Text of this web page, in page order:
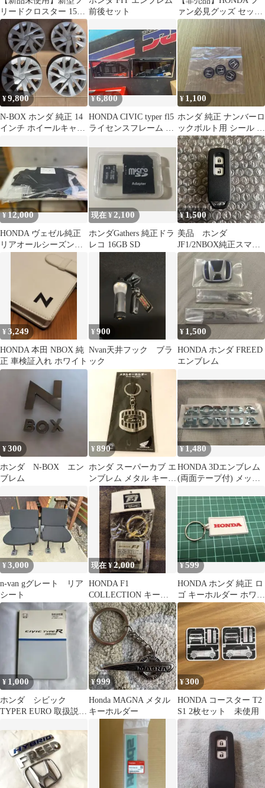
リードクロスター 15イ
ンチ純正アルミホイー
ル 4本セット②
前後セット
ァン必見グッズ セット
座布団等 ステッカー 付
ホンダ
¥9,800
N-BOX ホンダ 純正 14
インチ ホイールキャッ
¥6,800
HONDA CIVIC typer fl5
ライセンスフレーム 前
¥ 1,100
ホンダ 純正 ナンバーロ
ックボルト用 シール 4
枚セット
¥12,000
HONDA ヴェゼル純正
リアオールシーズンマ
ット 新品未開封
現在 ¥ 2,100
ホンダGathers 純正ドラ
レコ 16GB SD
¥1,500
美品 ホンダ
JF1/2NBOX純正スマー
トキー
¥3,249
HONDA 本田 NBOX 純
正 車検証入れ ホワイト
¥900
Nvan天井フック ブラ
ック
¥ 1,500
HONDA ホンダ FREED
エンブレム
¥300
ホンダ N-BOX エン
ブレム
¥890
ホンダ スーパーカブ エ
ンブレム メタル キーホ
ルダー コレクション
¥1,480
HONDA 3Dエンブレム
(両面テープ付) メッキ
¥3,000
n-van gグレート リア
シート
現在 ¥2,000
HONDA F1
COLLECTION キーホ
ルダー シルバー
¥599
HONDA ホンダ 純正 ロ
ゴ キーホルダー ホワイ
ト
¥ 1,000
ホンダ シビック
TYPER EURO 取扱説明
¥999
Honda MAGNA メタル
キーホルダー
¥300
HONDA コースター T2
S1 2枚セット 未使用